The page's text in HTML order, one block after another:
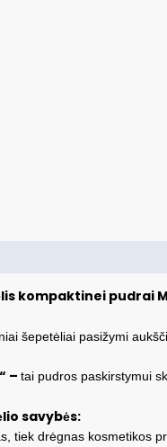
kompaktinei pudrai
šepetėliai pasižymi
– tai pudros paskirstymui
savybės:
tiek drėgnas kosmetikos